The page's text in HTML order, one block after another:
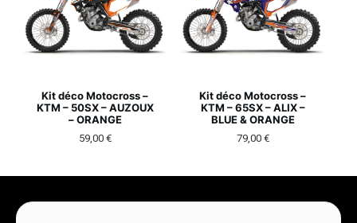
Kit déco Motocross –
KTM – 50SX – AUZOUX
– ORANGE
59,00 €
Kit déco Motocross –
KTM – 65SX – ALIX –
BLUE & ORANGE
79,00 €